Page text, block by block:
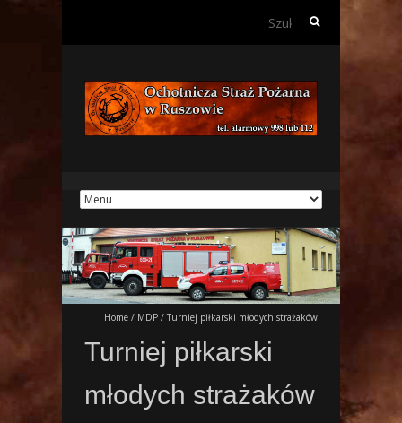
Szukaj:
Home / MDP / Turniej piłkarski młodych strażaków
Turniej piłkarski
młodych strażaków